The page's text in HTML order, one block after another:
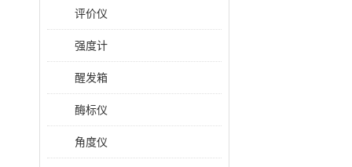
评价仪
强度计
醒发箱
酶标仪
角度仪